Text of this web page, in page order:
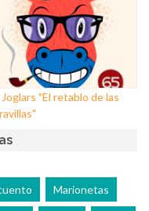
Joglars "El retablo de las
Marionetas